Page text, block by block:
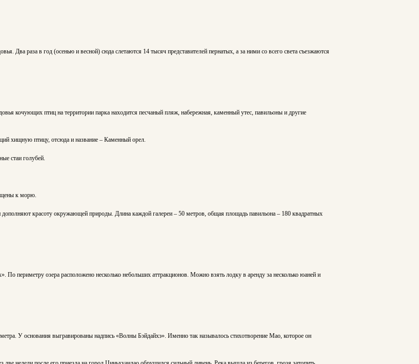
Два раза в год (осенью и весной) сюда слетаются 14 тысяч представителей пернатых, а за ними со всего света съезжаются
кочующих птиц на территории парка находится песчаный пляж, набережная, каменный утес, павильоны и другие
хищную птицу, отсюда и название – Каменный орел.
стаи голубей.
к морю.
красоту окружающей природы. Длина каждой галереи – 50 метров, общая площадь павильона – 180 квадратных
периметру озера расположено несколько небольших аттракционов. Можно взять лодку в аренду за несколько юаней и
У основания выгравированы надпись «Волны Бэйдайхэ». Именно так называлось стихотворение Мао, которое он